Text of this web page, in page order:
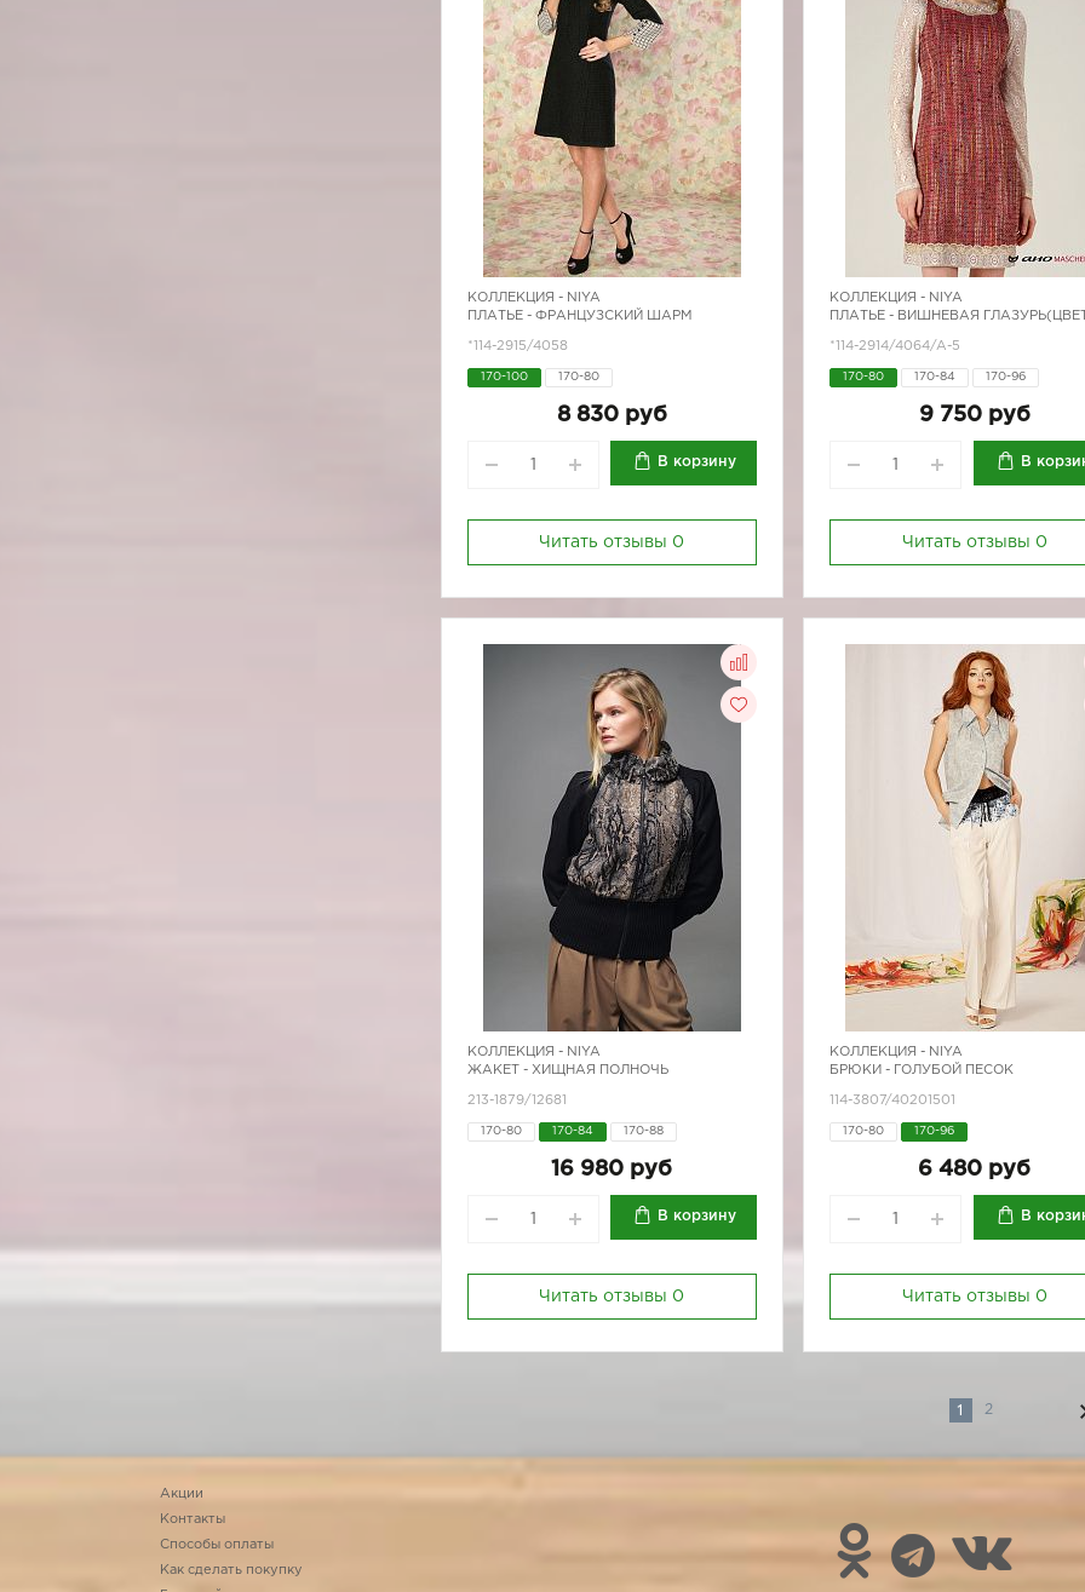
КОЛЛЕКЦИЯ - NIYA
ПЛАТЬЕ - ФРАНЦУЗСКИЙ ШАРМ
*114-2915/4058
170-100 170-80
8 830 руб
В корзину
Читать отзывы 0
КОЛЛЕКЦИЯ - NIYA
ПЛАТЬЕ - ВИШНЕВАЯ
*114-2914/4064/A-5
170-80 170-84 170-96
9 750 руб
В
Читать отзывы 0
КОЛЛЕКЦИЯ - NIYA
ЖАКЕТ - ХИЩНАЯ ПОЛНОЧЬ
213-1879/12681
170-80 170-84 170-88
16 980 руб
В корзину
Читать отзывы 0
КОЛЛЕКЦИЯ - NIYA
БРЮКИ - ГОЛУБОЙ ПЕСОК
114-3807/40201501
170-80 170-96
6 480 руб
В
Читать отзывы 0
1 2
Акции
Контакты
Способы оплаты
Как сделать покупку